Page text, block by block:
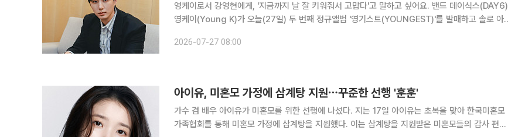
영케이로서 강영현에게, '지금까지 날 잘 키워줘서 고맙다'고 말하고 싶어요. 밴드 데이식스(DAY6)
영케이(Young K)가 오늘(27일) 두 번째 정규앨범 '영기스트(YOUNGEST)'를 발매하고 솔로 아
2026-07-27 08:00
아이유, 미혼모 가정에 삼계탕 지원⋯꾸준한 선행 '훈훈'
가수 겸 배우 아이유가 미혼모를 위한 선행에 나섰다. 지는 17일 아이유는 초복을 맞아 한국미혼모
가족협회를 통해 미혼모 가정에 삼계탕을 지원했다. 이는 삼계탕을 지원받은 미혼모들의 감사 편지